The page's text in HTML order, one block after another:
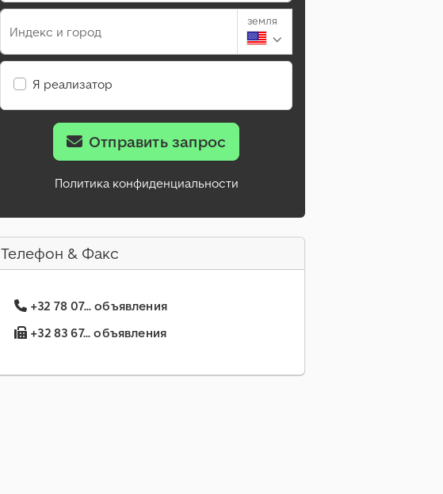
Индекс и город
земля
Я реализатор
Отправить запрос
Политика конфиденциальности
Телефон & Факс
+32 78 07... объявления
+32 83 67... объявления